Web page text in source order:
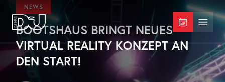
Zum Hauptinhalt springen
DJ Mag Germany Menü
NEWS
BOOTSHAUS BRINGT NEUES
VIRTUAL REALITY KONZEPT AN
DEN START!